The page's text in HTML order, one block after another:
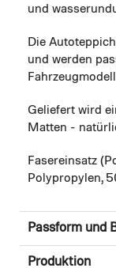
und
Die
und werden
Geliefert wird
Matten -
Fasereinsatz
Polypropylen,
Passform und
Produktion